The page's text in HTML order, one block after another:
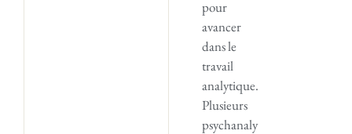
pour
avancer
dans le
travail
analytique.
Plusieurs
psychanaly